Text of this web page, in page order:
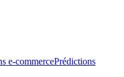
e-commercePrédictions